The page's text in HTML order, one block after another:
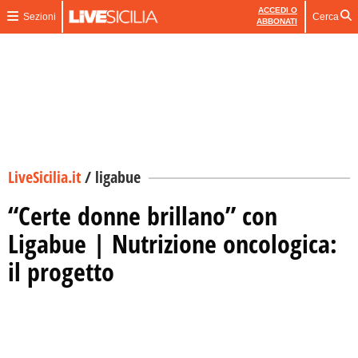
Sezioni
ACCEDI O
ABBONATI
Cerca
LiveSicilia.it/ ligabue
“Certe donne brillano” con
Ligabue | Nutrizione oncologica:
il progetto